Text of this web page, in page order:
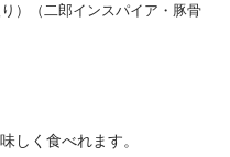
）（二郎インスパイア・豚骨
しく食べれます。